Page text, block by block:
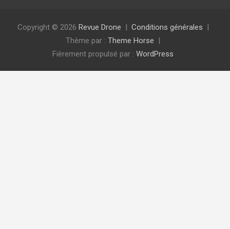
Copyright © 2026 Revue Drone
Conditions générales
Thème par : Theme Horse
Fièrement propulsé par : WordPress